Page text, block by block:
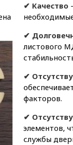
✔ Качество
✔
листового
✔
факторов.
✔
элементов,
службы